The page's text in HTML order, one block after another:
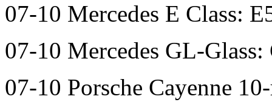
07-10 Mercedes E Class:
07-10 Mercedes GL-
07-10 Porsche Cayenne